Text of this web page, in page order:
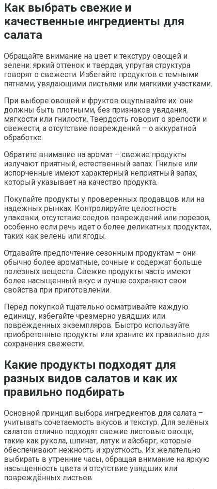
Как выбрать свежие и
качественные ингредиенты для
салата
Обращайте внимание на цвет и текстуру овощей и
зелени: яркий оттенок и твердая, упругая структура
говорят о свежести. Избегайте продуктов с темными
пятнами, увядающими листьями или мягкими участками.
При выборе овощей и фруктов ощупывайте их: они
должны быть плотными, без признаков увядания,
мягкости или гнилости. Твёрдость говорит о зрелости и
свежести, а отсутствие повреждений – о аккуратной
обработке.
Обратите внимание на аромат – свежие продукты
излучают приятный, естественный запах. Гнилые или
испорченные имеют характерный неприятный запах,
который указывает на качество продукта.
Покупайте продукты у проверенных продавцов или на
надежных рынках. Контролируйте целостность
упаковки, отсутствие следов повреждений или порезов,
особенно если речь идет о более деликатных продуктах,
таких как зелень или ягоды.
Отдавайте предпочтение сезонным продуктам – они
обычно более ароматные, сочные и содержат больше
полезных веществ. Свежие продукты часто имеют
более насыщенный вкус и лучше сохраняют свои
свойства при приготовлении.
Перед покупкой тщательно осматривайте каждую
единицу, избегайте чрезмерно увядших или
поврежденных экземпляров. Быстро используйте
приобретенные продукты или храните их правильно для
сохранения свежести.
Какие продукты подходят для
разных видов салатов и как их
правильно подбирать
Основной принцип выбора ингредиентов для салата –
учитывать сочетаемость вкусов и текстур. Для зелёных
салатов отлично подходят свежие листовые овощи,
такие как рукола, шпинат, латук и айсберг, которые
обеспечивают нежность и хрусткость. Их желательно
выбирать в утренние часы, обращая внимание на яркую
насыщенность цвета и отсутствие увядших или
повреждённых листьев.